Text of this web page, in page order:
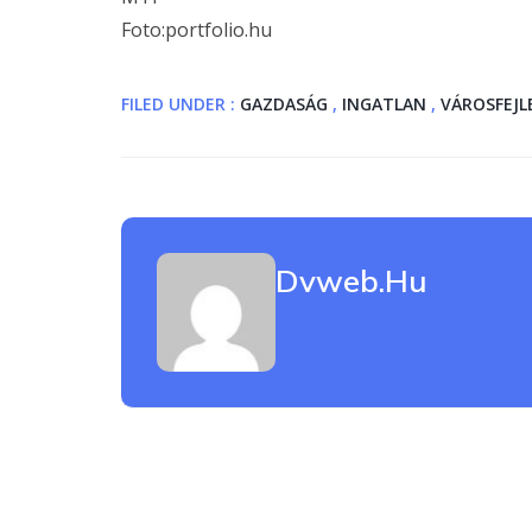
Foto:portfolio.hu
FILED UNDER : GAZDASÁG , INGATLAN ,
Dvweb.hu